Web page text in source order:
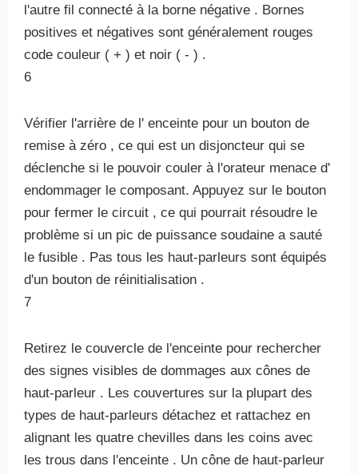
l'autre fil connecté à la borne négative . Bornes
positives et négatives sont généralement rouges
code couleur ( + ) et noir ( - ) .
6
Vérifier l'arrière de l' enceinte pour un bouton de
remise à zéro , ce qui est un disjoncteur qui se
déclenche si le pouvoir couler à l'orateur menace d'
endommager le composant. Appuyez sur le bouton
pour fermer le circuit , ce qui pourrait résoudre le
problème si un pic de puissance soudaine a sauté
le fusible . Pas tous les haut-parleurs sont équipés
d'un bouton de réinitialisation .
7
Retirez le couvercle de l'enceinte pour rechercher
des signes visibles de dommages aux cônes de
haut-parleur . Les couvertures sur la plupart des
types de haut-parleurs détachez et rattachez en
alignant les quatre chevilles dans les coins avec
les trous dans l'enceinte . Un cône de haut-parleur